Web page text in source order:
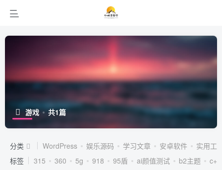
游戏 共1篇
分类 WordPress 娱乐源码 学习文章 安卓软件
实用工
标签
315 360 5g 918 95盾 ai颜值测试 b2主题
c++